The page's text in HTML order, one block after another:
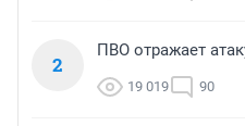
2
ПВО отражает
19 019 90